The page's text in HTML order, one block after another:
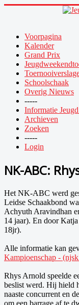
Voorpagina
Kalender
Grand Prix
Schoolschaak
Overig Nieuws
-----
Informatie
Archieven
Zoeken
-----
Login
NK-ABC:
Het NK-ABC werd
Leidse Schaakbond
Achyuth Aravindhan
14 jaar). En door
18jr).
Alle informatie kan
Kampioenschap -
Rhys Arnold speelde
beslist werd. Hij hield
naaste concurrent en
om een barrage af te